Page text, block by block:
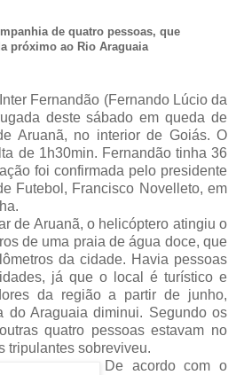
de quatro pessoas, que
próximo ao Rio Araguaia
Fernandão (Fernando Lúcio da
deste sábado em queda de
Aruanã, no interior de Goiás. O
de 1h30min. Fernandão tinha 36
foi confirmada pelo presidente
Futebol, Francisco Novelleto, em
de Aruanã, o helicóptero atingiu o
de uma praia de água doce, que
da cidade. Havia pessoas
já que o local é turístico e
da região a partir de junho,
do Araguaia diminui. Segundo os
quatro pessoas estavam no
tripulantes sobreviveu.
De acordo com o